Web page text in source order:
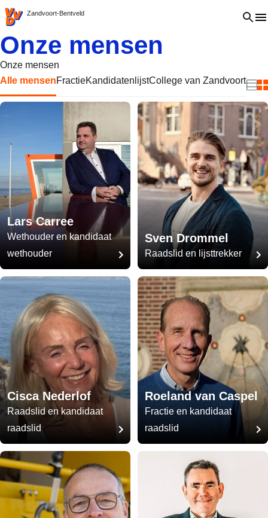
VVD.nl - Ga naar de homepage
Zandvoort-Bentveld Open
Onze mensen
Onze mensen
Alle mensenFractieKandidatenlijstCollege van Zandvoort
Lars Carree
Wethouder en kandidaat
wethouder
Sven Drommel
Raadslid en lijsttrekker
Cisca Nederlof
Raadslid en kandidaat
raadslid
Roeland van Caspel
Fractie en kandidaat
raadslid